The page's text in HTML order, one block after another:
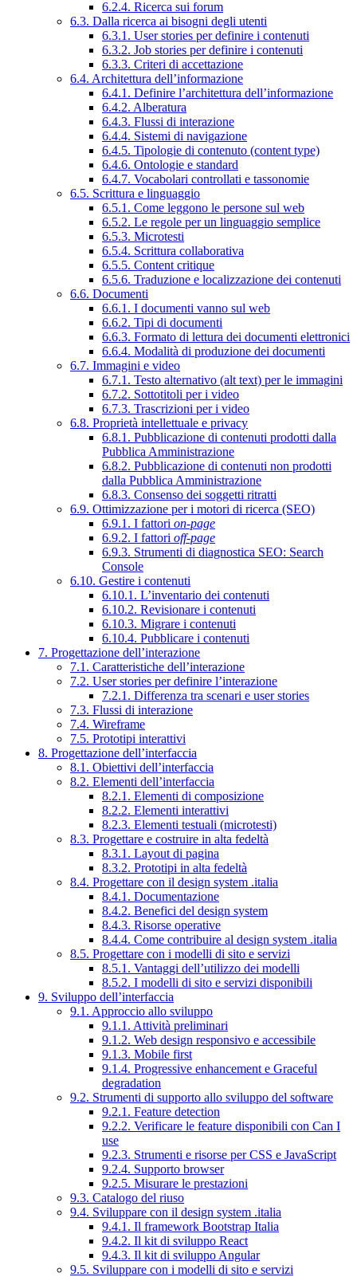
6.2.4. Ricerca sui forum
6.3. Dalla ricerca ai bisogni degli utenti
6.3.1. User stories per definire i contenuti
6.3.2. Job stories per definire i contenuti
6.3.3. Criteri di accettazione
6.4. Architettura dell’informazione
6.4.1. Definire l’architettura dell’informazione
6.4.2. Alberatura
6.4.3. Flussi di interazione
6.4.4. Sistemi di navigazione
6.4.5. Tipologie di contenuto (content type)
6.4.6. Ontologie e standard
6.4.7. Vocabolari controllati e tassonomie
6.5. Scrittura e linguaggio
6.5.1. Come leggono le persone sul web
6.5.2. Le regole per un linguaggio semplice
6.5.3. Microtesti
6.5.4. Scrittura collaborativa
6.5.5. Content critique
6.5.6. Traduzione e localizzazione dei contenuti
6.6. Documenti
6.6.1. I documenti vanno sul web
6.6.2. Tipi di documenti
6.6.3. Formato di lettura dei documenti elettronici
6.6.4. Modalità di produzione dei documenti
6.7. Immagini e video
6.7.1. Testo alternativo (alt text) per le immagini
6.7.2. Sottotitoli per i video
6.7.3. Trascrizioni per i video
6.8. Proprietà intellettuale e privacy
6.8.1. Pubblicazione di contenuti prodotti dalla
Pubblica Amministrazione
6.8.2. Pubblicazione di contenuti non prodotti
dalla Pubblica Amministrazione
6.8.3. Consenso dei soggetti ritratti
6.9. Ottimizzazione per i motori di ricerca (SEO)
6.9.1. I fattori on-page
6.9.2. I fattori off-page
6.9.3. Strumenti di diagnostica SEO: Search
Console
6.10. Gestire i contenuti
6.10.1. L’inventario dei contenuti
6.10.2. Revisionare i contenuti
6.10.3. Migrare i contenuti
6.10.4. Pubblicare i contenuti
7. Progettazione dell’interazione
7.1. Caratteristiche dell’interazione
7.2. User stories per definire l’interazione
7.2.1. Differenza tra scenari e user stories
7.3. Flussi di interazione
7.4. Wireframe
7.5. Prototipi interattivi
8. Progettazione dell’interfaccia
8.1. Obiettivi dell’interfaccia
8.2. Elementi dell’interfaccia
8.2.1. Elementi di composizione
8.2.2. Elementi interattivi
8.2.3. Elementi testuali (microtesti)
8.3. Progettare e costruire in alta fedeltà
8.3.1. Layout di pagina
8.3.2. Prototipi in alta fedeltà
8.4. Progettare con il design system .italia
8.4.1. Documentazione
8.4.2. Benefici del design system
8.4.3. Risorse operative
8.4.4. Come contribuire al design system .italia
8.5. Progettare con i modelli di sito e servizi
8.5.1. Vantaggi dell’utilizzo dei modelli
8.5.2. I modelli di sito e servizi disponibili
9. Sviluppo dell’interfaccia
9.1. Approccio allo sviluppo
9.1.1. Attività preliminari
9.1.2. Web design responsivo e accessibile
9.1.3. Mobile first
9.1.4. Progressive enhancement e Graceful
degradation
9.2. Strumenti di supporto allo sviluppo del software
9.2.1. Feature detection
9.2.2. Verificare le feature disponibili con Can I
use
9.2.3. Strumenti e risorse per CSS e JavaScript
9.2.4. Supporto browser
9.2.5. Misurare le prestazioni
9.3. Catalogo del riuso
9.4. Sviluppare con il design system .italia
9.4.1. Il framework Bootstrap Italia
9.4.2. Il kit di sviluppo React
9.4.3. Il kit di sviluppo Angular
9.5. Sviluppare con i modelli di sito e servizi